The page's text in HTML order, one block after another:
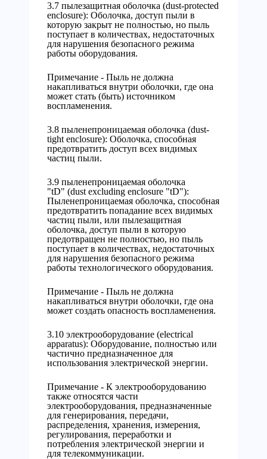
3.7 пылезащитная оболочка (dust-protected
enclosure): Оболочка, доступ пыли в
которую закрыт не полностью, но пыль
поступает в количествах, недостаточных
для нарушения безопасного режима
работы оборудования.
Примечание - Пыль не должна
накапливаться внутри оболочки, где она
может стать (быть) источником
воспламенения.
3.8 пыленепроницаемая оболочка (dust-
tight enclosure): Оболочка, способная
предотвратить доступ всех видимых
частиц пыли.
3.9 пыленепроницаемая оболочка
"tD" (dust excluding enclosure "tD"):
Пыленепроницаемая оболочка, способная
предотвратить попадание всех видимых
частиц пыли, или пылезащитная
оболочка, доступ пыли в которую
предотвращен не полностью, но пыль
поступает в количествах, недостаточных
для нарушения безопасного режима
работы технологического оборудования.
Примечание - Пыль не должна
накапливаться внутри оболочки, где она
может создать опасность воспламенения.
3.10 электрооборудование (electrical
apparatus): Оборудование, полностью или
частично предназначенное для
использования электрической энергии.
Примечание - К электрооборудованию
также относятся части
электрооборудования, предназначенные
для генерирования, передачи,
распределения, хранения, измерения,
регулирования, переработки и
потребления электрической энергии и
для телекоммуникации.